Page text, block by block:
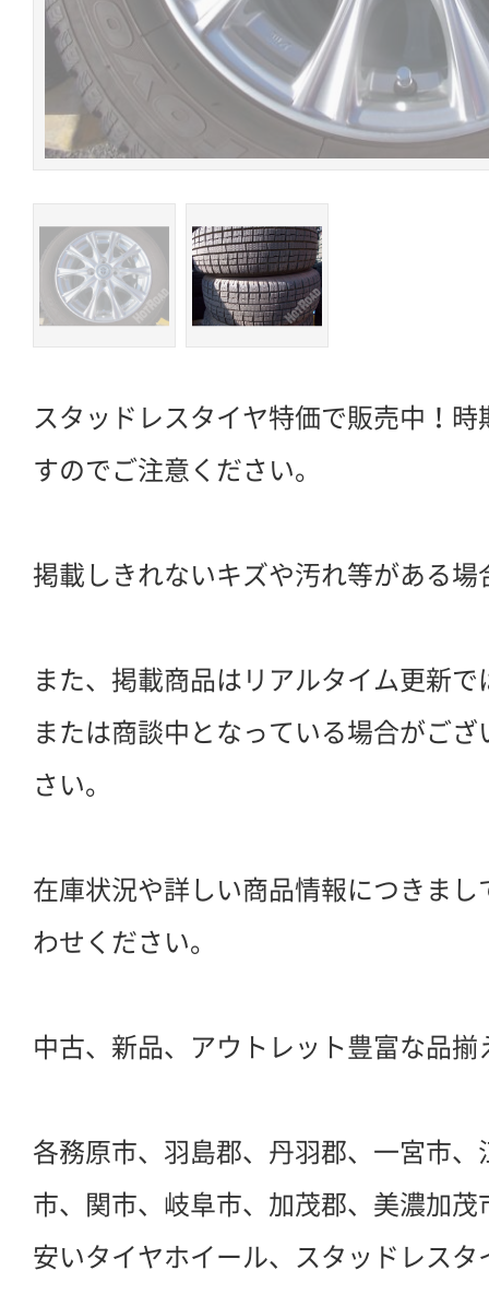
スタッドレスタイヤ特価で販売中！
すのでご注意ください。
掲載しきれないキズや汚れ等がある場
また、掲載商品はリアルタイム更新
または商談中となっている場合がご
さい。
在庫状況や詳しい商品情報につきま
わせください。
中古、新品、アウトレット豊富な品揃
各務原市、羽島郡、丹羽郡、一宮市
市、関市、岐阜市、加茂郡、美濃加茂
安いタイヤホイール、スタッドレス